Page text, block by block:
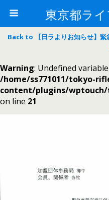
東京都ラ
Back to 【日ラよりお知らせ】緊
Warning: Undefined
/home/ss771011/tokyo-
content/plugins/
on line 21